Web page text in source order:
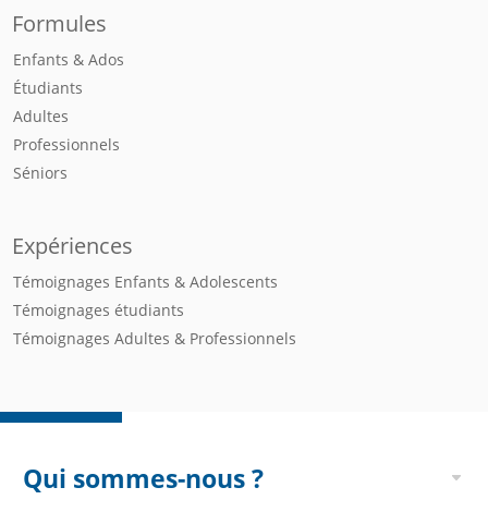
Formules
Enfants & Ados
Étudiants
Adultes
Professionnels
Séniors
Expériences
Témoignages Enfants & Adolescents
Témoignages étudiants
Témoignages Adultes & Professionnels
Qui sommes-nous ?